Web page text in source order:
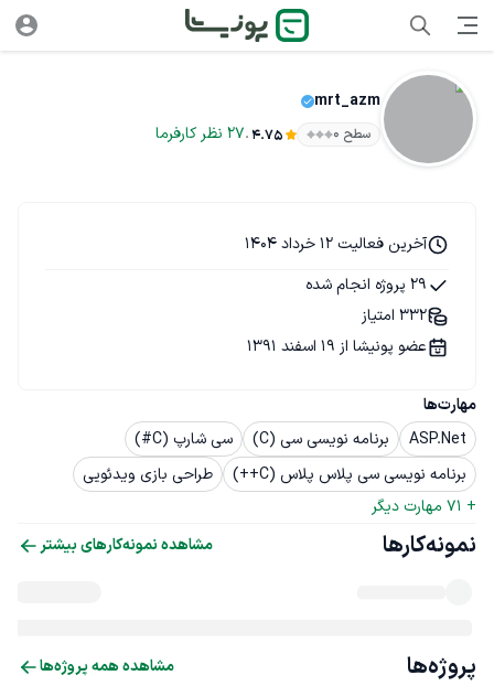
mrt_azm
سطح ۰ 4.75
.
27 نظر کارفرما
مهارت‌ها
ASP.Net
برنامه نویسی سی (C)
سی شارپ (C#)
برنامه نویسی سی پلاس پلاس (C++)
طراحی بازی ویدئویی
+
71 مهارت دیگر
آخرین فعالیت 12 خرداد 1404
29 پروژه انجام شده
332 امتیاز
عضو پونیشا از 19 اسفند 1391
نمونه‌کارها مشاهده نمونه‌کارهای بیشتر
پروژه‌ها مشاهده همه پروژه‌ها